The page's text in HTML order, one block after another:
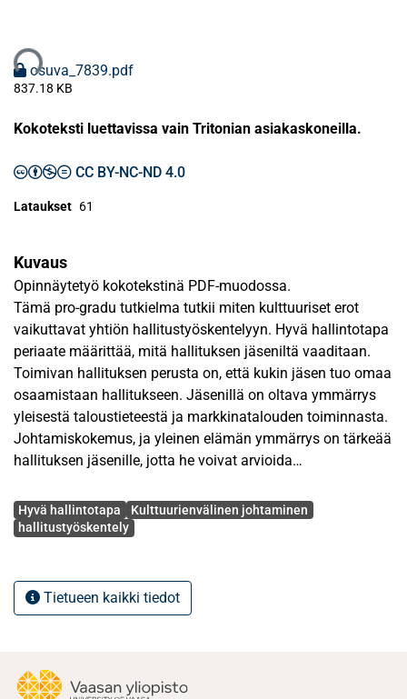
osuva_7839.pdf
837.18 KB
Kokoteksti luettavissa vain Tritonian asiakaskoneilla.
CC BY-NC-ND 4.0
Lataukset 61
Kuvaus
Opinnäytetyö kokotekstinä PDF-muodossa.
Tämä pro-gradu tutkielma tutkii miten kulttuuriset erot
vaikuttavat yhtiön hallitustyöskentelyyn. Hyvä hallintotapa
periaate määrittää, mitä hallituksen jäseniltä vaaditaan.
Toimivan hallituksen perusta on, että kukin jäsen tuo omaa
osaamistaan hallitukseen. Jäsenillä on oltava ymmärrys
yleisestä taloustieteestä ja markkinatalouden toiminnasta.
Johtamiskokemus, ja yleinen elämän ymmärrys on tärkeää
hallituksen jäsenille, jotta he voivat arvioida
tarpeen mukaan. On esitetty, että Suomesta ei pian löydy
tarpeeksi kriteeriä täyttäviä hallituksen jäseniä. Ehdotus on,
ongelmaa esiin: kieli ja logistiikka. Nämä ongelmat ovat
Avainsanat
Hyvä hallintotapa
Kulttuurienvälinen johtaminen
hallitustyöskentely
Tietueen kaikki tiedot